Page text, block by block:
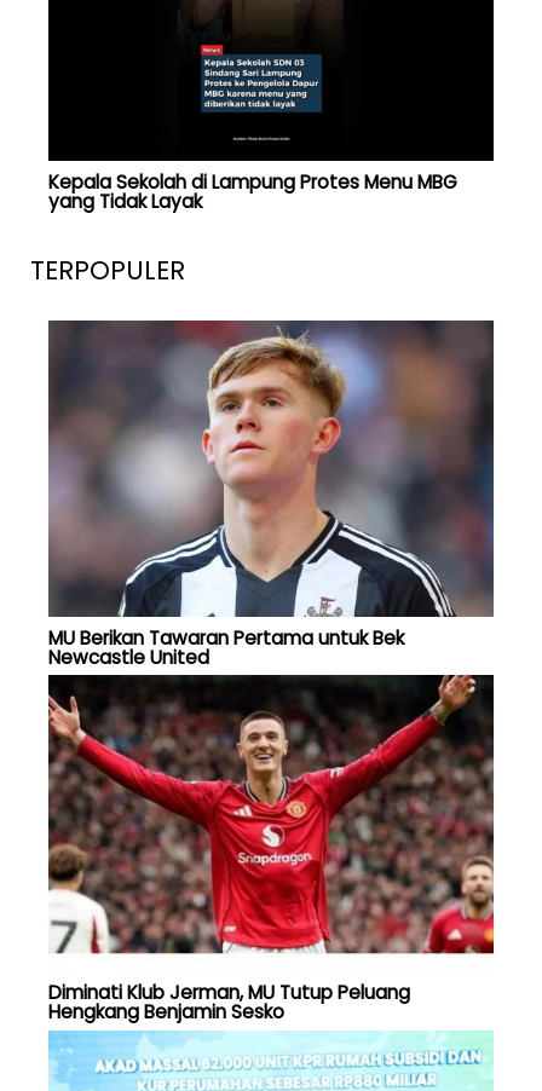
Kepala Sekolah di Lampung Protes Menu MBG
yang Tidak Layak
TERPOPULER
MU Berikan Tawaran Pertama untuk Bek
Newcastle United
Diminati Klub Jerman, MU Tutup Peluang
Hengkang Benjamin Sesko